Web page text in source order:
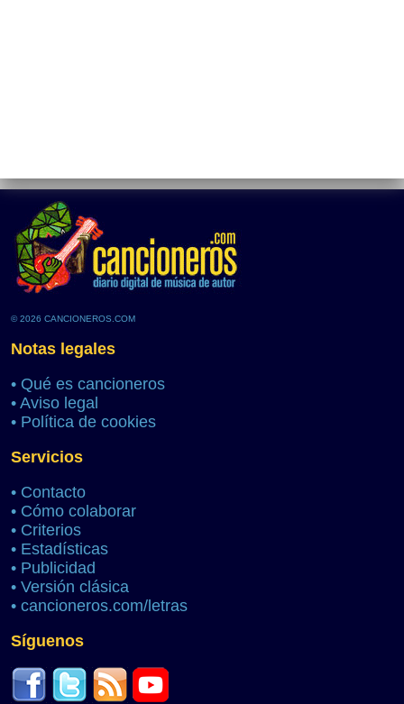
© 2026 CANCIONEROS.COM
Notas legales
• Qué es cancioneros
• Aviso legal
• Política de cookies
Servicios
• Contacto
• Cómo colaborar
• Criterios
• Estadísticas
• Publicidad
• Versión clásica
• cancioneros.com/letras
Síguenos